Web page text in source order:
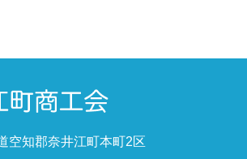
空知郡奈井江町本町2区